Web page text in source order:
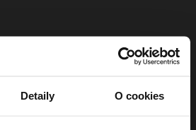
Detaily O cookies